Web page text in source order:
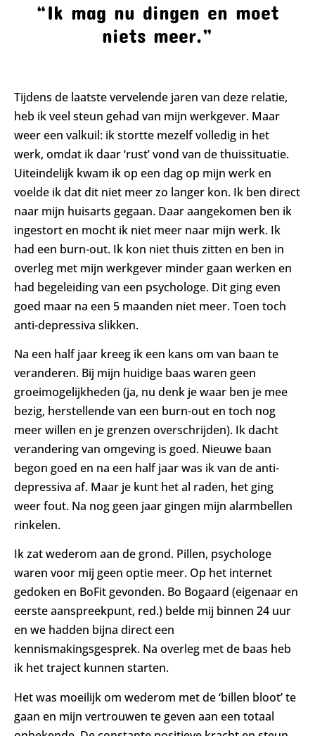
“Ik mag nu dingen en moet
niets meer.”
Tijdens de laatste vervelende jaren van deze relatie,
heb ik veel steun gehad van mijn werkgever. Maar
weer een valkuil: ik stortte mezelf volledig in het
werk, omdat ik daar ‘rust’ vond van de thuissituatie.
Uiteindelijk kwam ik op een dag op mijn werk en
voelde ik dat dit niet meer zo langer kon. Ik ben direct
naar mijn huisarts gegaan. Daar aangekomen ben ik
ingestort en mocht ik niet meer naar mijn werk. Ik
had een burn-out. Ik kon niet thuis zitten en ben in
overleg met mijn werkgever minder gaan werken en
had begeleiding van een psychologe. Dit ging even
goed maar na een 5 maanden niet meer. Toen toch
anti-depressiva slikken.
Na een half jaar kreeg ik een kans om van baan te
veranderen. Bij mijn huidige baas waren geen
groeimogelijkheden (ja, nu denk je waar ben je mee
bezig, herstellende van een burn-out en toch nog
meer willen en je grenzen overschrijden). Ik dacht
verandering van omgeving is goed. Nieuwe baan
begon goed en na een half jaar was ik van de anti-
depressiva af. Maar je kunt het al raden, het ging
weer fout. Na nog geen jaar gingen mijn alarmbellen
rinkelen.
Ik zat wederom aan de grond. Pillen, psychologe
waren voor mij geen optie meer. Op het internet
gedoken en BoFit gevonden. Bo Bogaard (eigenaar en
eerste aanspreekpunt, red.) belde mij binnen 24 uur
en we hadden bijna direct een
kennismakingsgesprek. Na overleg met de baas heb
ik het traject kunnen starten.
Het was moeilijk om wederom met de ‘billen bloot’ te
gaan en mijn vertrouwen te geven aan een totaal